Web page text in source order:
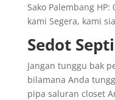
Sako Palembang
kami Segera, kami
Sedot
Jangan tunggu bak
bilamana Anda
pipa saluran closet